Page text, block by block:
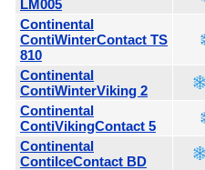
LM005
Continental
ContiWinterContact TS
810
Continental
ContiWinterViking 2
Continental
ContiVikingContact 5
Continental
ContiIceContact BD